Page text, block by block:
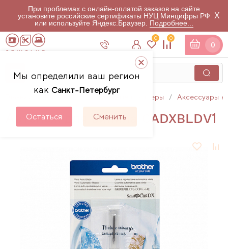
При проблемах с онлайн-оплатой заказов на сайте
установите российские сертификаты НУЦ Минцифры РФ
или используйте Яндекс.Браузер. Подробнее...
X
Мы определили ваш регион
как Санкт-Петербург
Остаться Сменить
0 0
0
Раскройные плоттеры Аксессуары к
Автонож для винила CADXBLDV1